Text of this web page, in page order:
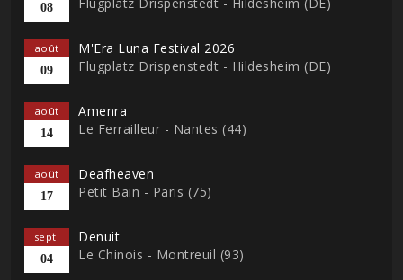
08
août
09
M'Era Luna Festival 2026
Flugplatz Drispenstedt - Hildesheim (DE)
août
14
Amenra
Le Ferrailleur - Nantes (44)
août
17
Deafheaven
Petit Bain - Paris (75)
sept.
04
Denuit
Le Chinois - Montreuil (93)